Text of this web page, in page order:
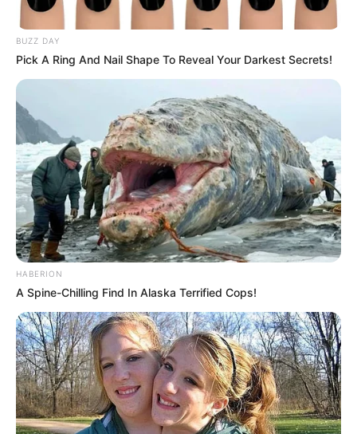
Cinta Mutiara(SCTV | 2007)
Web Series
Pertaruhan the Series 2(Vidio | 2023), sebagai Bob
CinLock – Love, Camera, Action!(Vision+ | 2023), sebagai
Ance
Bad Boys vs Crazy Girls(Viu | 2022, 2023), sebagai Angga
Calvins
Antares Season 2(WeTV, iFlix | 2022), sebagai Finno Alfian
Antares(WeTV, iFlix | 2021), sebagai Finno Alfian
FTV
Babysitterku Barbie(2012)
Janji Jono(2012)
Jangan Menangis Anakku(2012)
Peri Gigi(2012)
BUZZ DAY
Pick A Ring And Nail Shape To Reveal Your Darkest Secrets!
HABERION
A Spine-Chilling Find In Alaska Terrified Cops!